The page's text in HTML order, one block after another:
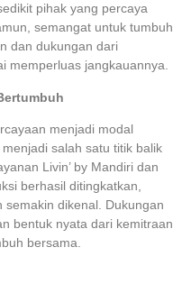
pihak yang percaya
semangat untuk tumbuh
dan dukungan dari
memperluas jangkauannya.
menjadi modal
salah satu titik balik
Livin’ by Mandiri dan
berhasil ditingkatkan,
dikenal. Dukungan
bentuk nyata dari kemitraan
bersama.